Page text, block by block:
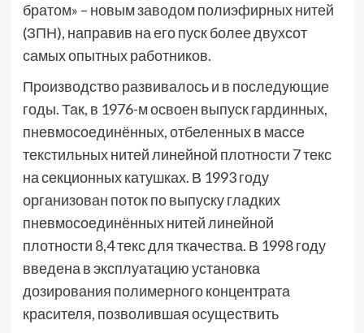
братом» – новым заводом полиэфирных нитей
(ЗПН), направив на его пуск более двухсот
самых опытных работников.
Производство развивалось и в последующие
годы. Так, в 1976-м освоен выпуск гардинных,
пневмосоединённых, отбеленных в массе
текстильных нитей линейной плотности 7 текс
на секционных катушках. В 1993 году
организован поток по выпуску гладких
пневмосоединённых нитей линейной
плотности 8,4 текс для ткачества. В 1998 году
введена в эксплуатацию установка
дозирования полимерного концентрата
красителя, позволившая осуществить